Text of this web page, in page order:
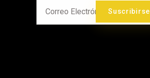
Suscribirse